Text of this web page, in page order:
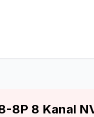
8P 8 Kanal